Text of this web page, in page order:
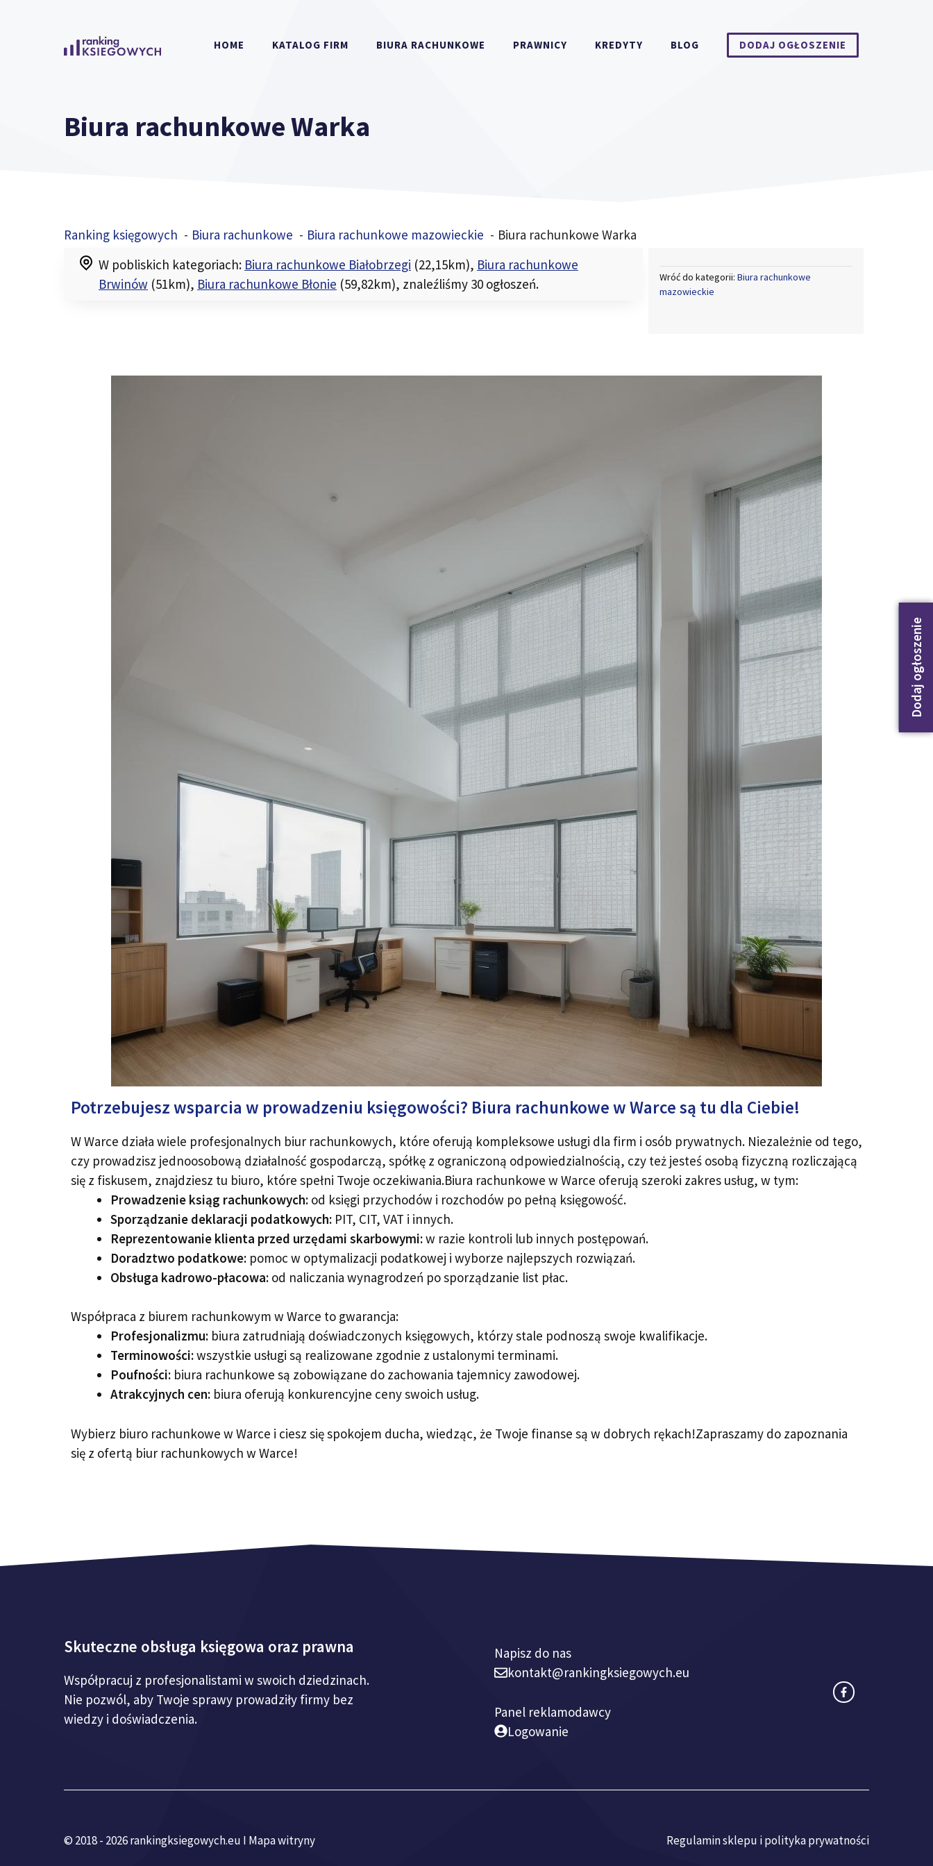
HOME KATALOG FIRM BIURA RACHUNKOWE PRAWNICY KREDYTY BLOG DODAJ OGŁOSZENIE
Biura rachunkowe Warka
Ranking księgowych Biura rachunkowe Biura rachunkowe mazowieckie Biura rachunkowe Warka
Wróć do kategorii: Biura rachunkowe
mazowieckie
Dodaj ogłoszenie
W pobliskich kategoriach: Biura rachunkowe Białobrzegi (22,15km), Biura rachunkowe
Brwinów (51km), Biura rachunkowe Błonie (59,82km), znaleźliśmy 30 ogłoszeń.
Potrzebujesz wsparcia w prowadzeniu księgowości? Biura rachunkowe w Warce są tu dla Ciebie!
W Warce działa wiele profesjonalnych biur rachunkowych, które oferują kompleksowe usługi dla firm i osób prywatnych. Niezależnie od tego,
czy prowadzisz jednoosobową działalność gospodarczą, spółkę z ograniczoną odpowiedzialnością, czy też jesteś osobą fizyczną rozliczającą
się z fiskusem, znajdziesz tu biuro, które spełni Twoje oczekiwania.Biura rachunkowe w Warce oferują szeroki zakres usług, w tym:
Prowadzenie ksiąg rachunkowych: od księgi przychodów i rozchodów po pełną księgowość.
Sporządzanie deklaracji podatkowych: PIT, CIT, VAT i innych.
Reprezentowanie klienta przed urzędami skarbowymi:w razie kontroli lub innych postępowań.
Doradztwo podatkowe: pomoc w optymalizacji podatkowej i wyborze najlepszych rozwiązań.
Obsługa kadrowo-płacowa: od naliczania wynagrodzeń po sporządzanie list płac.
Współpraca z biurem rachunkowym w Warce to gwarancja:
Profesjonalizmu: biura zatrudniają doświadczonych księgowych, którzy stale podnoszą swoje kwalifikacje.
Terminowości:wszystkie usługi są realizowane zgodnie z ustalonymi terminami.
Poufności: biura rachunkowe są zobowiązane do zachowania tajemnicy zawodowej.
Atrakcyjnych cen: biura oferują konkurencyjne ceny swoich usług.
Wybierz biuro rachunkowe w Warce i ciesz się spokojem ducha, wiedząc, że Twoje finanse są w dobrych rękach!Zapraszamy do zapoznania
się z ofertą biur rachunkowych w Warce!
Skuteczne obsługa księgowa oraz prawna
Współpracuj z profesjonalistami w swoich dziedzinach.
Nie pozwól, aby Twoje sprawy prowadziły firmy bez
wiedzy i doświadczenia.
Napisz do nas
kontakt@rankingksiegowych.eu
Panel reklamodawcy
Logowanie
© 2018 - 2026 rankingksiegowych.eu I Mapa witryny Regulamin sklepu i polityka prywatności